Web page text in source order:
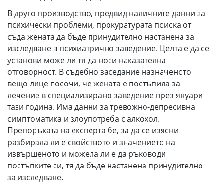
В друго производство, предвид наличните данни за
психически проблеми, прокуратурата поиска от
съда жената да бъде принудително настанена за
изследване в психиатрично заведение. Целта е да се
установи може ли тя да носи наказателна
отговорност. В съдебно заседание назначеното
вещо лице посочи, че жената е постъпила за
лечение в специализирано заведение през януари
тази година. Има данни за тревожно-депресивна
симптоматика и злоупотреба с алкохол.
Препоръката на експерта бе, за да се изясни
разбирала ли е свойството и значението на
извършеното и можела ли е да ръководи
постъпките си, тя да бъде настанена принудително
за изследване.